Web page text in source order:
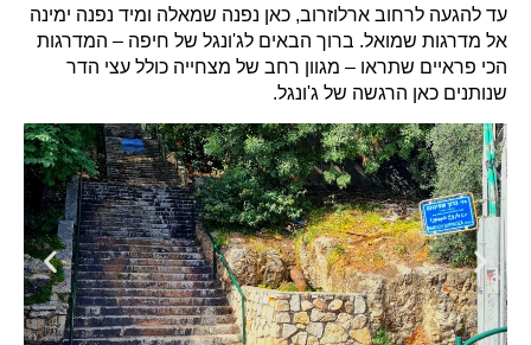
עד להגעה לרחוב ארלוזרוב, כאן נפנה שמאלה ומיד נפנה ימינה
אל מדרגות שמואל. ברוך הבאים לג'ונגל של חיפה – המדרגות
הכי פראיים שתראו – מגוון רחב של מצחייה כולל עצי הדר
שנותנים כאן הרגשה של ג'ונגל.